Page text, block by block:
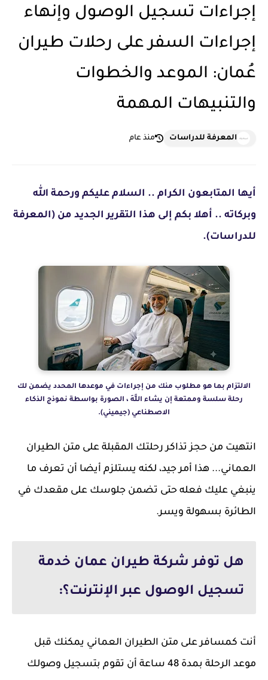
إجراءات تسجيل الوصول وإنهاء
إجراءات السفر على رحلات طيران
عُمان: الموعد والخطوات
والتنبيهات المهمة
المعرفة للدراسات منذ عام
أيها المتابعون الكرام .. السلام عليكم ورحمة الله
وبركاته .. أهلا بكم إلى هذا التقرير الجديد من (المعرفة
للدراسات).
الالتزام بما هو مطلوب منك من إجراءات في موعدها المحدد يضمن لك
رحلة سلسة وممتعة إن يشاء اللَّهَ ، الصورة بواسطة نموذج الذكاء
الاصطناعي (جيميني).
انتهيت من حجز تذاكر رحلتك المقبلة على متن الطيران
العماني... هذا أمر جيد، لكنه يستلزم أيضا أن تعرف ما
ينبغي عليك فعله حتى تضمن جلوسك على مقعدك في
الطائرة بسهولة ويسر.
هل توفر شركة طيران عمان خدمة
تسجيل الوصول عبر الإنترنت؟:
أنت كمسافر على متن الطيران العماني يمكنك قبل
موعد الرحلة بمدة 48 ساعة أن تقوم بتسجيل وصولك